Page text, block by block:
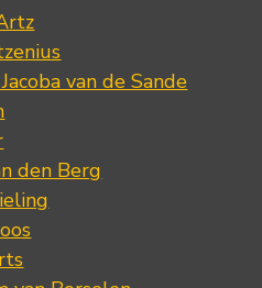
van de Sande
den Berg